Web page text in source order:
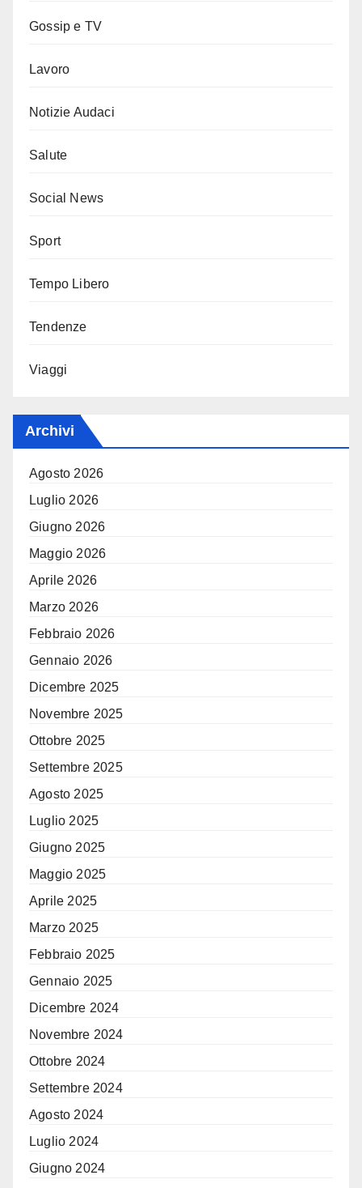
Gossip e TV
Lavoro
Notizie Audaci
Salute
Social News
Sport
Tempo Libero
Tendenze
Viaggi
Archivi
Agosto 2026
Luglio 2026
Giugno 2026
Maggio 2026
Aprile 2026
Marzo 2026
Febbraio 2026
Gennaio 2026
Dicembre 2025
Novembre 2025
Ottobre 2025
Settembre 2025
Agosto 2025
Luglio 2025
Giugno 2025
Maggio 2025
Aprile 2025
Marzo 2025
Febbraio 2025
Gennaio 2025
Dicembre 2024
Novembre 2024
Ottobre 2024
Settembre 2024
Agosto 2024
Luglio 2024
Giugno 2024